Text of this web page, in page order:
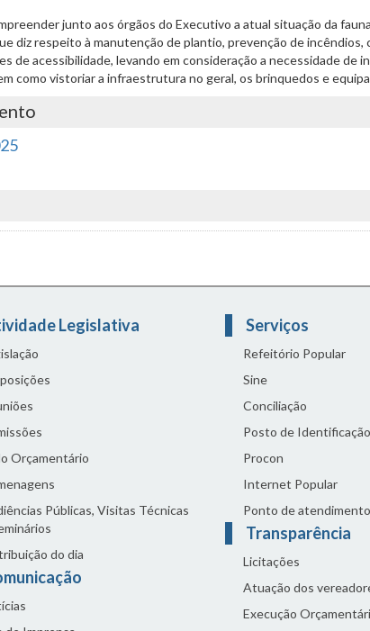
junto aos órgãos do Executivo a atual situação da
diz respeito à manutenção de plantio, prevenção de
de acessibilidade, levando em consideração a necessidade de
como vistoriar a infraestrutura no geral, os brinquedos e
Legislativa
Orçamentário
Públicas, Visitas Técnicas
do dia
Serviços
Refeitório Popular
Sine
Conciliação
Posto de Identificação
Procon
Internet Popular
Ponto de
Transparência
Licitações
Atuação dos
Execução